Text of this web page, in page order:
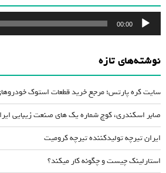
پخش‌کننده
صوت
00:00
نوشته‌های تازه
سایت کره پارتس؛ مرجع خرید قطعات استوک
صابر اسکندری، کوچ شماره یک های صنعت زیبایی
ایران تیرچه تولیدکننده تیرچه کرومیت
استارلینک چیست و چگونه کار میکند؟